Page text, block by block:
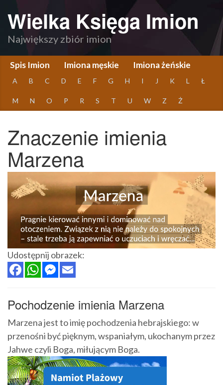
Wielka Księga Imion
Największy zbiór imion
Spis Imion Imiona męskie Imiona żeńskie
A B C D E F G H I J K L Ł
M N O P R S T U W Z Ż
Znaczenie imienia
Marzena
Udostępnij obrazek:
Pochodzenie imienia Marzena
Marzena jest to imię pochodzenia hebrajskiego: w
przenośni być pięknym, wspaniałym, ukochanym przez
Jahwe czyli Boga, miłującym Boga.